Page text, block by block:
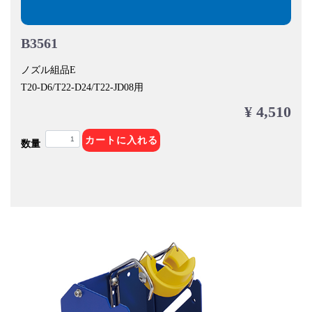
B3561
ノズル組品E
T20-D6/T22-D24/T22-JD08用
¥ 4,510
数量 カートに入れる